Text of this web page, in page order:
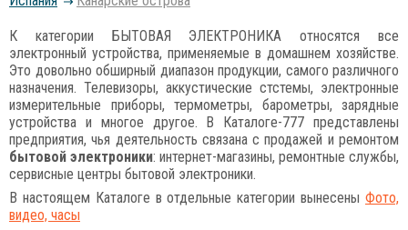
К категории БЫТОВАЯ ЭЛЕКТРОНИКА относятся все
электронный устройства, применяемые в домашнем хозяйстве.
Это довольно обширный диапазон продукции, самого различного
назначения. Телевизоры, аккустические стстемы, электронные
измерительные приборы, термометры, барометры, зарядные
устройства и многое другое. В Каталоге-777 представлены
предприятия, чья деятельность связана с продажей и ремонтом
бытовой электроники: интернет-магазины, ремонтные службы,
сервисные центры бытовой электроники.
В настоящем Каталоге в отдельные категории вынесены Фото,
видео, часы